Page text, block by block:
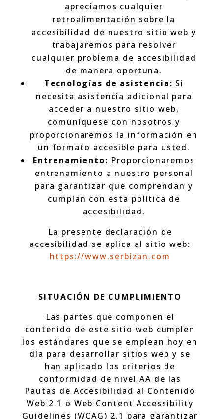
apreciamos cualquier
retroalimentación sobre la
accesibilidad de nuestro sitio web y
trabajaremos para resolver
cualquier problema de accesibilidad
de manera oportuna.
Tecnologías de asistencia: Si
necesita asistencia adicional para
acceder a nuestro sitio web,
comuníquese con nosotros y
proporcionaremos la información en
un formato accesible para usted.
Entrenamiento: Proporcionaremos
entrenamiento a nuestro personal
para garantizar que comprendan y
cumplan con esta política de
accesibilidad.
La presente declaración de
accesibilidad se aplica al sitio web:
https://www.serbizan.com
SITUACIÓN DE CUMPLIMIENTO
Las partes que componen el
contenido de este sitio web cumplen
los estándares que se emplean hoy en
día para desarrollar sitios web y se
han aplicado los criterios de
conformidad de nivel AA de las
Pautas de Accesibilidad al Contenido
Web 2.1 o Web Content Accessibility
Guidelines (WCAG) 2.1 para garantizar